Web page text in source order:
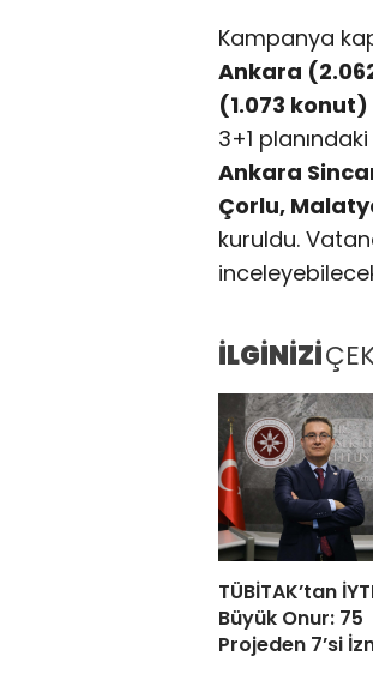
Kampanya
Ankara
(1.073
3+1
Ankara
Çorlu,
kuruldu.
İLGİNİZİ
TÜBİTAK’tan
Büyük Onur: 75
Projeden 7’si